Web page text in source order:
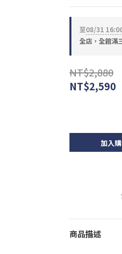
至08/31
全店，全館滿
NT$2,880
NT$2,590
加入
商品描述